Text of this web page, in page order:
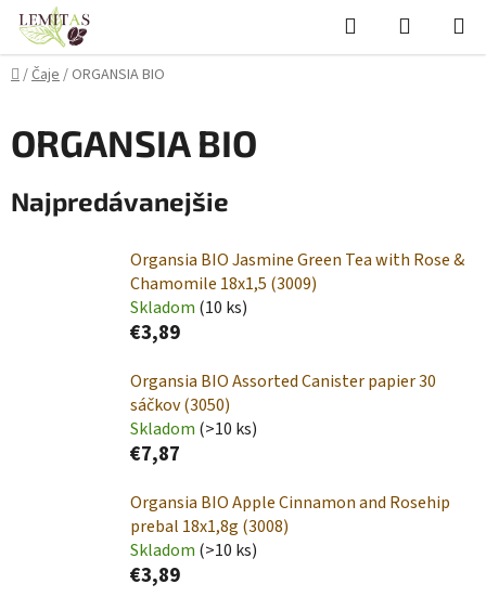
Prejsť
obsah
Hľadať
KOŠÍK
Domov
/Čaje/ ORGANSIA BIO
ORGANSIA BIO
Najpredávanejšie
Organsia BIO Jasmine Green Tea with Rose &
Chamomile 18x1,5 (3009)
Skladom (10 ks)
€3,89
Organsia BIO Assorted Canister papier 30
sáčkov (3050)
Skladom (>10 ks)
€7,87
Organsia BIO Apple Cinnamon and Rosehip
prebal 18x1,8g (3008)
Skladom (>10 ks)
€3,89